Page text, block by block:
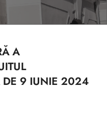
A
DE 9 IUNIE 2024